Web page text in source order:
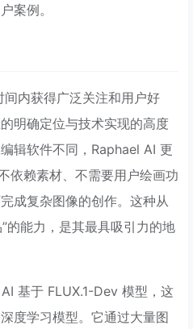
案例。
内获得广泛关注和用户好
明确定位与技术实现的高度
辑软件不同，Raphael AI 更
依赖素材、不需要用户绘画功
成复杂图像的创作。这种从
的能力，是其最具吸引力的地
基于 FLUX.1-Dev 模型，这
度学习模型。它通过大量图